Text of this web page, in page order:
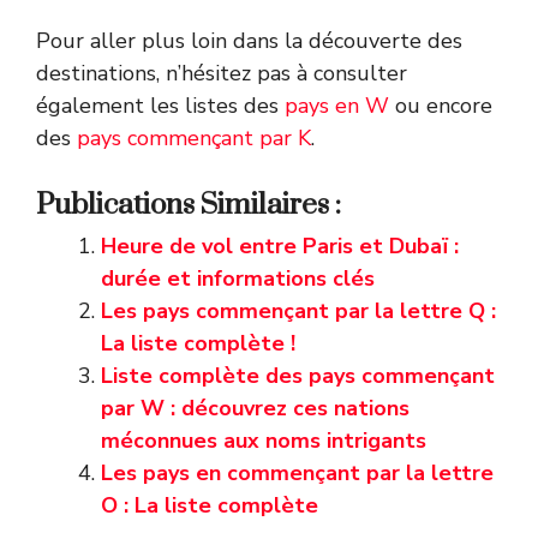
Pour aller plus loin dans la découverte des
destinations, n’hésitez pas à consulter
également les listes des pays en W ou encore
des pays commençant par K.
Publications Similaires :
Heure de vol entre Paris et Dubaï :
durée et informations clés
Les pays commençant par la lettre Q :
La liste complète !
Liste complète des pays commençant
par W : découvrez ces nations
méconnues aux noms intrigants
Les pays en commençant par la lettre
O : La liste complète